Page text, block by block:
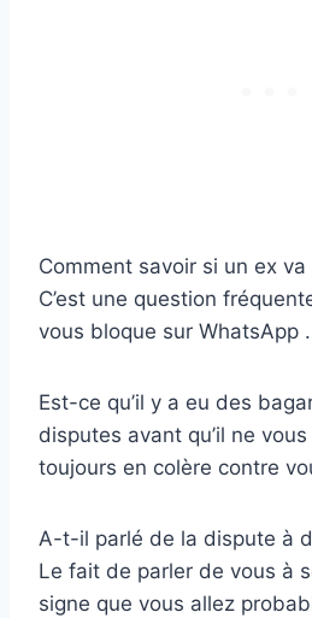
Comment savoir si un ex
C’est une question
vous bloque sur WhatsApp .
Est-ce qu’il y a eu des
disputes avant qu’il ne
toujours en colère contre
A-t-il parlé de la dispute à
Le fait de parler de vous à
signe que vous allez